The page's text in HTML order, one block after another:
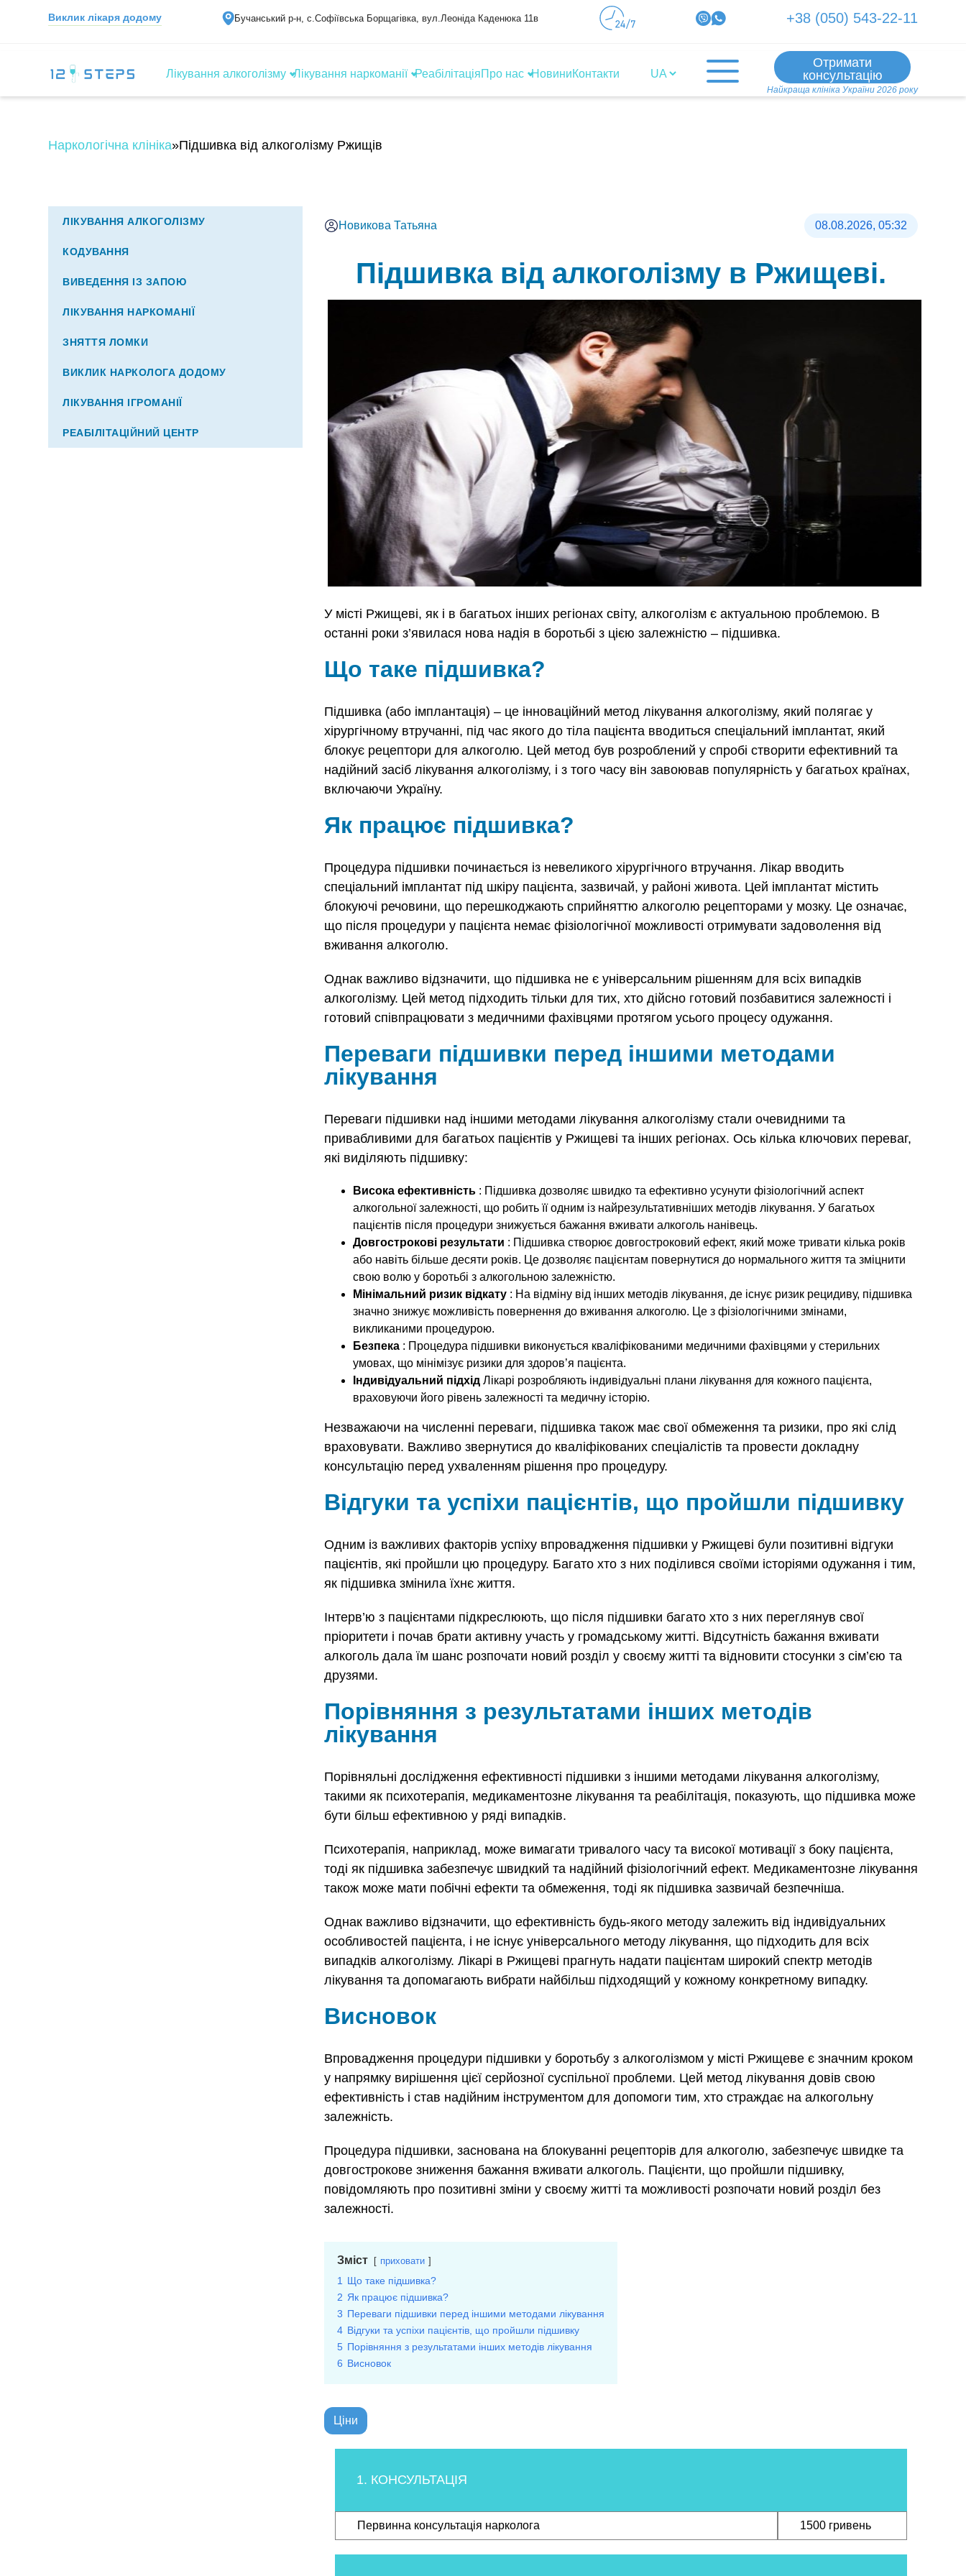
Виклик лікаря додому Бучанський р-н, с.Софіївська Борщагівка, вул.Леоніда Каденюка 11в +38 (050) 543-22-11
Лікування алкоголізму Лікування наркоманії РеабілітаціяПро нас НовиниКонтакти
Отримати
консультацію
Найкраща клініка України 2026 року
Наркологічна клініка»Підшивка від алкоголізму Ржищів
ЛІКУВАННЯ АЛКОГОЛІЗМУ
КОДУВАННЯ
ВИВЕДЕННЯ ІЗ ЗАПОЮ
ЛІКУВАННЯ НАРКОМАНІЇ
ЗНЯТТЯ ЛОМКИ
ВИКЛИК НАРКОЛОГА ДОДОМУ
ЛІКУВАННЯ ІГРОМАНІЇ
РЕАБІЛІТАЦІЙНИЙ ЦЕНТР
Новикова Татьяна 08.08.2026, 05:32
Підшивка від алкоголізму в Ржищеві.
У місті Ржищеві, як і в багатьох інших регіонах світу, алкоголізм є актуальною проблемою. В
останні роки з’явилася нова надія в боротьбі з цією залежністю – підшивка.
Що таке підшивка?
Підшивка (або імплантація) – це інноваційний метод лікування алкоголізму, який полягає у
хірургічному втручанні, під час якого до тіла пацієнта вводиться спеціальний імплантат, який
блокує рецептори для алкоголю. Цей метод був розроблений у спробі створити ефективний та
надійний засіб лікування алкоголізму, і з того часу він завоював популярність у багатьох країнах,
включаючи Україну.
Як працює підшивка?
Процедура підшивки починається із невеликого хірургічного втручання. Лікар вводить
спеціальний імплантат під шкіру пацієнта, зазвичай, у районі живота. Цей імплантат містить
блокуючі речовини, що перешкоджають сприйняттю алкоголю рецепторами у мозку. Це означає,
що після процедури у пацієнта немає фізіологічної можливості отримувати задоволення від
вживання алкоголю.
Однак важливо відзначити, що підшивка не є універсальним рішенням для всіх випадків
алкоголізму. Цей метод підходить тільки для тих, хто дійсно готовий позбавитися залежності і
готовий співпрацювати з медичними фахівцями протягом усього процесу одужання.
Переваги підшивки перед іншими методами
лікування
Переваги підшивки над іншими методами лікування алкоголізму стали очевидними та
привабливими для багатьох пацієнтів у Ржищеві та інших регіонах. Ось кілька ключових переваг,
які виділяють підшивку:
Висока ефективність : Підшивка дозволяє швидко та ефективно усунути фізіологічний аспект
алкогольної залежності, що робить її одним із найрезультативніших методів лікування. У багатьох
пацієнтів після процедури знижується бажання вживати алкоголь нанівець.
Довгострокові результати : Підшивка створює довгостроковий ефект, який може тривати кілька років
або навіть більше десяти років. Це дозволяє пацієнтам повернутися до нормального життя та зміцнити
свою волю у боротьбі з алкогольною залежністю.
Мінімальний ризик відкату : На відміну від інших методів лікування, де існує ризик рецидиву, підшивка
значно знижує можливість повернення до вживання алкоголю. Це з фізіологічними змінами,
викликаними процедурою.
Безпека : Процедура підшивки виконується кваліфікованими медичними фахівцями у стерильних
умовах, що мінімізує ризики для здоров’я пацієнта.
Індивідуальний підхід Лікарі розробляють індивідуальні плани лікування для кожного пацієнта,
враховуючи його рівень залежності та медичну історію.
Незважаючи на численні переваги, підшивка також має свої обмеження та ризики, про які слід
враховувати. Важливо звернутися до кваліфікованих спеціалістів та провести докладну
консультацію перед ухваленням рішення про процедуру.
Відгуки та успіхи пацієнтів, що пройшли підшивку
Одним із важливих факторів успіху впровадження підшивки у Ржищеві були позитивні відгуки
пацієнтів, які пройшли цю процедуру. Багато хто з них поділився своїми історіями одужання і тим,
як підшивка змінила їхнє життя.
Інтерв’ю з пацієнтами підкреслюють, що після підшивки багато хто з них переглянув свої
пріоритети і почав брати активну участь у громадському житті. Відсутність бажання вживати
алкоголь дала їм шанс розпочати новий розділ у своєму житті та відновити стосунки з сім’єю та
друзями.
Порівняння з результатами інших методів
лікування
Порівняльні дослідження ефективності підшивки з іншими методами лікування алкоголізму,
такими як психотерапія, медикаментозне лікування та реабілітація, показують, що підшивка може
бути більш ефективною у ряді випадків.
Психотерапія, наприклад, може вимагати тривалого часу та високої мотивації з боку пацієнта,
тоді як підшивка забезпечує швидкий та надійний фізіологічний ефект. Медикаментозне лікування
також може мати побічні ефекти та обмеження, тоді як підшивка зазвичай безпечніша.
Однак важливо відзначити, що ефективність будь-якого методу залежить від індивідуальних
особливостей пацієнта, і не існує універсального методу лікування, що підходить для всіх
випадків алкоголізму. Лікарі в Ржищеві прагнуть надати пацієнтам широкий спектр методів
лікування та допомагають вибрати найбільш підходящий у кожному конкретному випадку.
Висновок
Впровадження процедури підшивки у боротьбу з алкоголізмом у місті Ржищеве є значним кроком
у напрямку вирішення цієї серйозної суспільної проблеми. Цей метод лікування довів свою
ефективність і став надійним інструментом для допомоги тим, хто страждає на алкогольну
залежність.
Процедура підшивки, заснована на блокуванні рецепторів для алкоголю, забезпечує швидке та
довгострокове зниження бажання вживати алкоголь. Пацієнти, що пройшли підшивку,
повідомляють про позитивні зміни у своєму житті та можливості розпочати новий розділ без
залежності.
Зміст приховати
1
Що таке підшивка?
2 Як працює підшивка?
3 Переваги підшивки перед іншими методами лікування
4 Відгуки та успіхи пацієнтів, що пройшли підшивку
5 Порівняння з результатами інших методів лікування
6 Висновок
Цiни
1. КОНСУЛЬТАЦІЯ
Первинна консультація нарколога 1500 гривень